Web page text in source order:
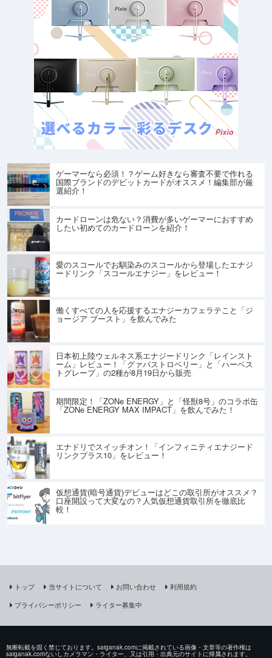
ゲーマーなら必須！？ゲーム好きなら審査不要で作れる
国際ブランドのデビットカードがオススメ！編集部が厳
選紹介！
カードローンは危ない？消費が多いゲーマーにおすすめ
したい初めてのカードローンを紹介！
愛のスコールでお馴染みのスコールから登場したエナジ
ードリンク「スコールエナジー」をレビュー！
働くすべての人を応援するエナジーカフェラテこと「ジ
ョージア ブースト」を飲んでみた
日本初上陸ウェルネス系エナジードリンク「レインスト
ーム」レビュー！「グァバストロベリー」と「ハーベス
トグレープ」の2種が8月19日から販売
期間限定！「ZONe ENERGY」と「怪獣8号」のコラボ缶
「ZONe ENERGY MAX IMPACT」を飲んでみた！
エナドリでスイッチオン！「インフィニティエナジード
リンクプラス10」をレビュー！
仮想通貨(暗号通貨)デビューはどこの取引所がオススメ？
口座開設って大変なの？人気仮想通貨取引所を徹底比
較！
トップ 当サイトについて お問い合わせ
利用規約
プライバシーポリシー
ライター募集中
無断転載を固く禁じております。saiganak.comに掲載されている画像・文章等の著作権は
saiganak.comないしカメラマン・ライター、又は引用・出典元のサイトに帰属されます。